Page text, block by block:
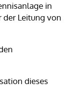
in
Leitung von
dieses